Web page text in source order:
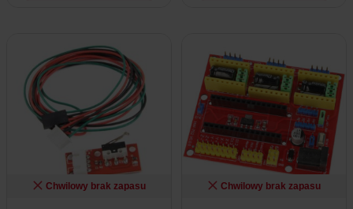
Chwilowy brak zapasu Chwilowy brak zapasu